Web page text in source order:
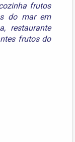
frutos
do mar em
, restaurante
frutos do